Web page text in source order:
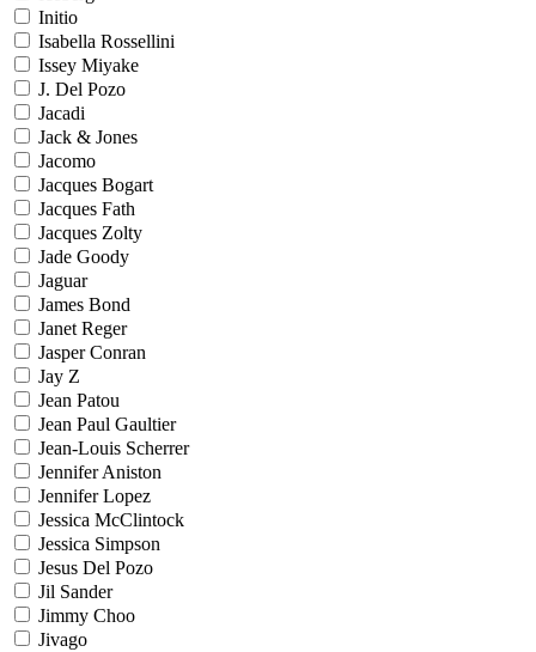
Initio
Isabella Rossellini
Issey Miyake
J. Del Pozo
Jacadi
Jack & Jones
Jacomo
Jacques Bogart
Jacques Fath
Jacques Zolty
Jade Goody
Jaguar
James Bond
Janet Reger
Jasper Conran
Jay Z
Jean Patou
Jean Paul Gaultier
Jean-Louis Scherrer
Jennifer Aniston
Jennifer Lopez
Jessica McClintock
Jessica Simpson
Jesus Del Pozo
Jil Sander
Jimmy Choo
Jivago